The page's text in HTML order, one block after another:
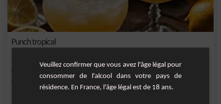
Punch tropical
Ce cocktail est une fusion exquise de saveurs tropicales et d'arômes enivrants,
parfait...
citron
Veuillez confirmer que vous avez l'âge légal pour
consommer de l'alcool dans votre pays de
résidence. En France, l'âge légal est de 18 ans.